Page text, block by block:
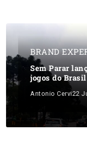
BRAND
Sem Parar
jogos do Brasil
Antonio Cervi22